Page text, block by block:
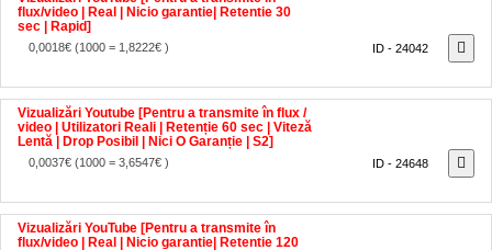
sec | Rapid]
0,0018€(1000 = 1,8222€ )
Vizualizări Youtube [Pentru a transmite în flux /
video | Utilizatori Reali | Retenție 60 sec | Viteză
Lentă | Drop Posibil | Nici O Garanție | S2]
0,0037€(1000 = 3,6547€ )
Vizualizări YouTube [Pentru a transmite în
flux/video | Real | Nicio garantie| Retentie 120
sec | Rapid]